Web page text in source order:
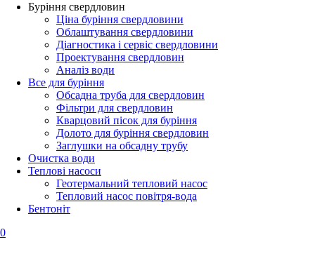
Буріння свердловин
Ціна буріння свердловини
Облаштування свердловини
Діагностика і сервіс свердловини
Проектування свердловин
Аналіз води
Все для буріння
Обсадна труба для свердловин
Фільтри для свердловин
Кварцовий пісок для буріння
Долото для буріння свердловин
Заглушки на обсадну трубу
Очистка води
Теплові насоси
Геотермальний тепловий насос
Тепловий насос повітря-вода
Бентоніт
0